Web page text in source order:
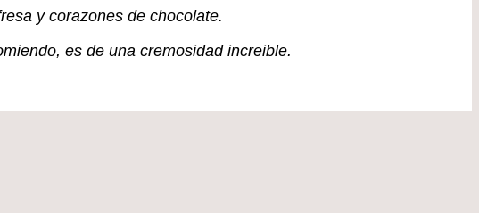
y corazones de chocolate.
es de una cremosidad increible.